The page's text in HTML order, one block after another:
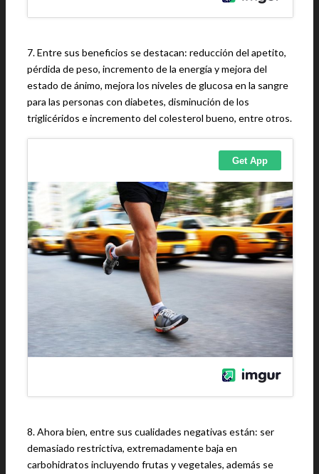
7. Entre sus beneficios se destacan: reducción del apetito,
pérdida de peso, incremento de la energía y mejora del
estado de ánimo, mejora los niveles de glucosa en la sangre
para las personas con diabetes, disminución de los
triglicéridos e incremento del colesterol bueno, entre otros.
8. Ahora bien, entre sus cualidades negativas están: ser
demasiado restrictiva, extremadamente baja en
carbohidratos incluyendo frutas y vegetales, además se